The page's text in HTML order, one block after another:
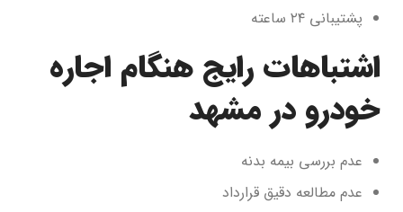
پشتیبانی ۲۴ ساعته
اشتباهات رایج هنگام اجاره
خودرو در مشهد
عدم بررسی بیمه بدنه
عدم مطالعه دقیق قرارداد